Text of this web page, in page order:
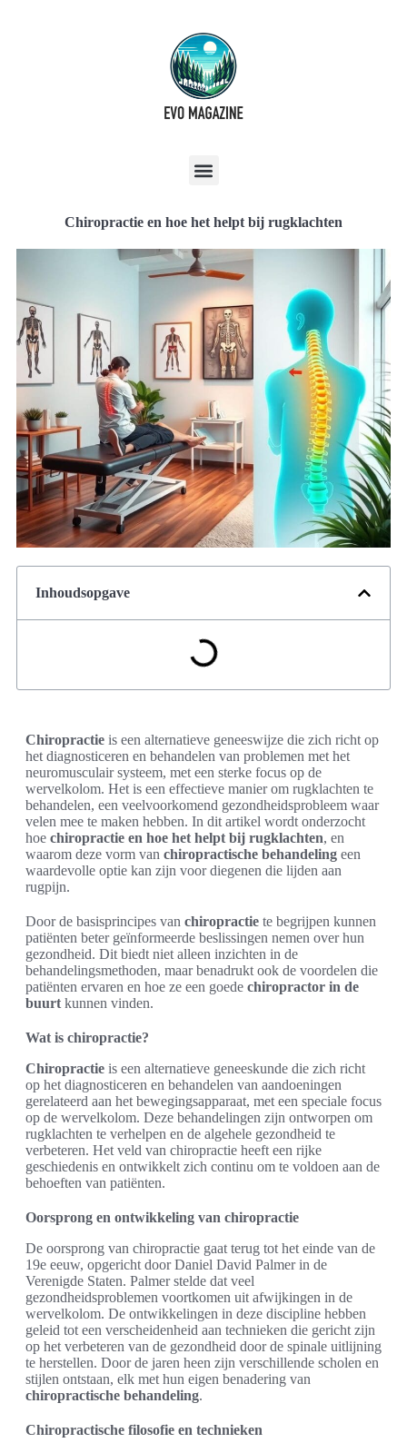
Chiropractie en hoe het helpt bij rugklachten
Inhoudsopgave
Chiropractie is een alternatieve geneeswijze die zich richt op
het diagnosticeren en behandelen van problemen met het
neuromusculair systeem, met een sterke focus op de
wervelkolom. Het is een effectieve manier om rugklachten te
behandelen, een veelvoorkomend gezondheidsprobleem waar
velen mee te maken hebben. In dit artikel wordt onderzocht
hoe chiropractie en hoe het helpt bij rugklachten, en
waarom deze vorm van chiropractische behandeling een
waardevolle optie kan zijn voor diegenen die lijden aan
rugpijn.
Door de basisprincipes van chiropractie te begrijpen kunnen
patiënten beter geïnformeerde beslissingen nemen over hun
gezondheid. Dit biedt niet alleen inzichten in de
behandelingsmethoden, maar benadrukt ook de voordelen die
patiënten ervaren en hoe ze een goede chiropractor in de
buurt kunnen vinden.
Wat is chiropractie?
Chiropractie is een alternatieve geneeskunde die zich richt
op het diagnosticeren en behandelen van aandoeningen
gerelateerd aan het bewegingsapparaat, met een speciale focus
op de wervelkolom. Deze behandelingen zijn ontworpen om
rugklachten te verhelpen en de algehele gezondheid te
verbeteren. Het veld van chiropractie heeft een rijke
geschiedenis en ontwikkelt zich continu om te voldoen aan de
behoeften van patiënten.
Oorsprong en ontwikkeling van chiropractie
De oorsprong van chiropractie gaat terug tot het einde van de
19e eeuw, opgericht door Daniel David Palmer in de
Verenigde Staten. Palmer stelde dat veel
gezondheidsproblemen voortkomen uit afwijkingen in de
wervelkolom. De ontwikkelingen in deze discipline hebben
geleid tot een verscheidenheid aan technieken die gericht zijn
op het verbeteren van de gezondheid door de spinale uitlijning
te herstellen. Door de jaren heen zijn verschillende scholen en
stijlen ontstaan, elk met hun eigen benadering van
chiropractische behandeling.
Chiropractische filosofie en technieken